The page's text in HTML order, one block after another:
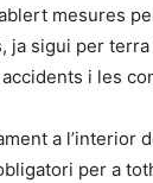
mesures
ja sigui per
i les
a l’interior
per a